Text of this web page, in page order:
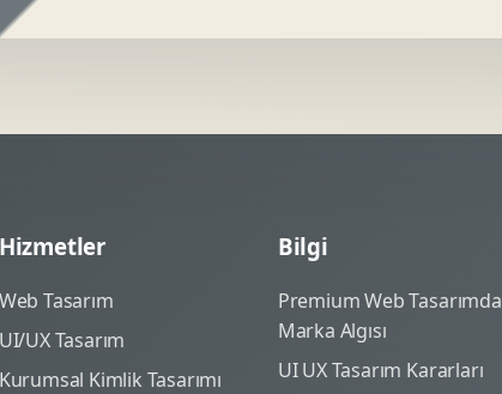
Hizmetler
Web Tasarım
UI/UX Tasarım
Kurumsal Kimlik Tasarımı
Bilgi
Premium Web Tasarımda
Marka Algısı
UI UX Tasarım Kararları